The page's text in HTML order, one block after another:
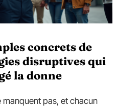
concrets de
disruptives qui
la donne
manquent pas, et chacun